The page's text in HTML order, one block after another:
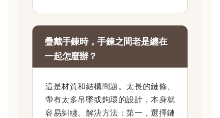
疊戴手鍊時，手鍊之間老是纏在
一起怎麼辦？
這是材質和結構問題。太長的鏈條、
帶有太多吊墜或鉤環的設計，本身就
容易糾纏。解決方法：第一，選擇鏈